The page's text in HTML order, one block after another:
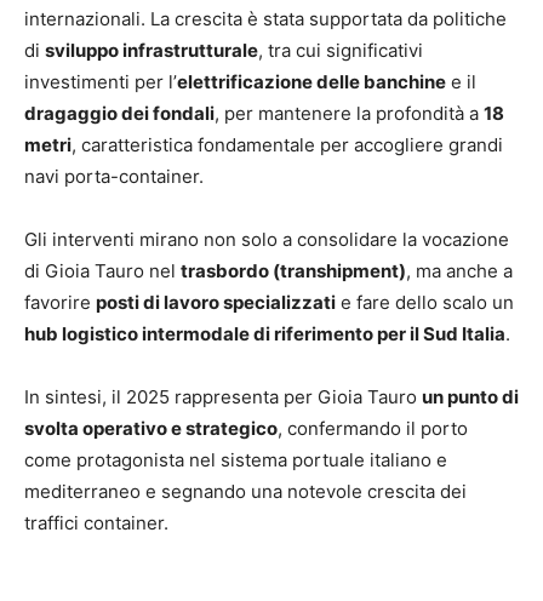
internazionali. La crescita è stata supportata da politiche
di sviluppo infrastrutturale, tra cui significativi
investimenti per l’elettrificazione delle banchine e il
dragaggio dei fondali, per mantenere la profondità a 18
metri, caratteristica fondamentale per accogliere grandi
navi porta-container.
Gli interventi mirano non solo a consolidare la vocazione
di Gioia Tauro nel trasbordo (transhipment), ma anche a
favorire posti di lavoro specializzati e fare dello scalo un
hub logistico intermodale di riferimento per il Sud Italia.
In sintesi, il 2025 rappresenta per Gioia Tauro un punto di
svolta operativo e strategico, confermando il porto
come protagonista nel sistema portuale italiano e
mediterraneo e segnando una notevole crescita dei
traffici container.